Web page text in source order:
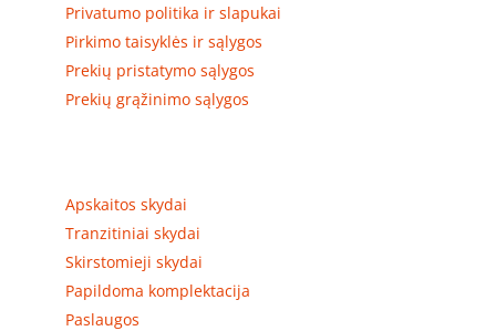
Privatumo politika ir slapukai
Pirkimo taisyklės ir sąlygos
Prekių pristatymo sąlygos
Prekių grąžinimo sąlygos
Apskaitos skydai
Tranzitiniai skydai
Skirstomieji skydai
Papildoma komplektacija
Paslaugos